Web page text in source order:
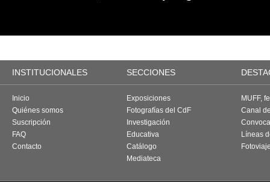
INSTITUCIONALES SECCIONES
Inicio
Quiénes somos
Suscripción
FAQ
Contacto
Exposiciones
Fotografías del CdF
Investigación
Educativa
Catálogo
Mediateca
MUFF,
Canal
Líneas